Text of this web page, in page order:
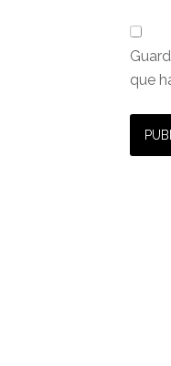
que